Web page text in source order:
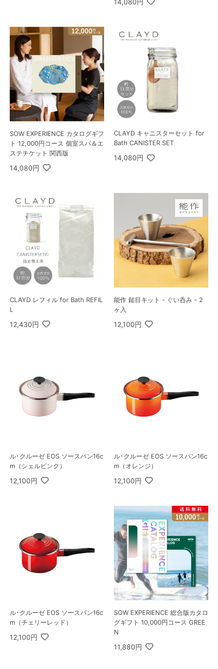
SOW EXPERIENCE カタログギフ
ト 12,000円コース 個室スパ＆エ
ステチケット 関西版
14,080円
CLAYD キャニスターセット for
Bath CANISTER SET
14,080円
CLAYD レフィル for Bath REFIL
L
12,430円
能作 鎚目キット - ぐい呑み - 2
ヶ入
12,100円
ル･クルーゼ EOS ソースパン16c
m（シェルピンク）
12,100円
ル･クルーゼ EOS ソースパン16c
m（オレンジ）
12,100円
ル･クルーゼ EOS ソースパン16c
m（チェリーレッド）
12,100円
SOW EXPERIENCE 総合版カタロ
グギフト 10,000円コース GREE
N
11,880円